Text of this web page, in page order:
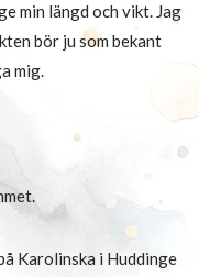
min längd och vikt. Jag
bör ju som bekant
mig.
Karolinska i Huddinge